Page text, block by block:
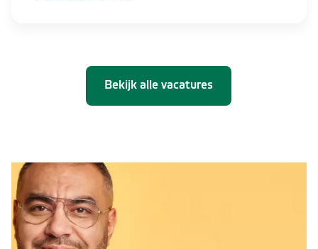
Bekijk alle vacatures